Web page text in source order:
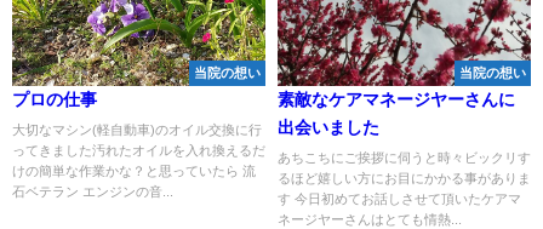
当院の想い
プロの仕事
大切なマシン(軽自動車)のオイル交換に行
ってきました汚れたオイルを入れ換えるだ
けの簡単な作業かな？と思っていたら 流
石ベテラン エンジンの音...
当院の想い
素敵なケアマネージヤーさんに
出会いました
あちこちにご挨拶に伺うと時々ビックリす
るほど嬉しい方にお目にかかる事がありま
す 今日初めてお話しさせて頂いたケアマ
ネージヤーさんはとても情熱...